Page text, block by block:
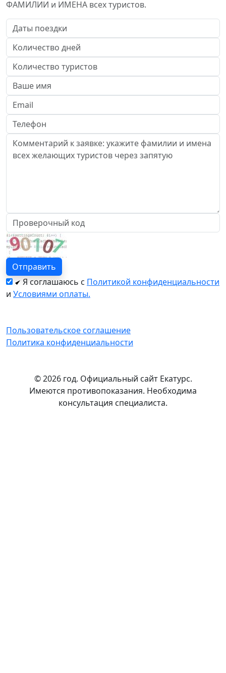
ФАМИЛИИ и ИМЕНА всех туристов.
Я соглашаюсь с Политикой конфиденциальности
и Условиями оплаты.
Пользовательское соглашение
Политика конфиденциальности
© 2026 год. Официальный сайт Екатурс.
Имеются противопоказания. Необходима
консультация специалиста.